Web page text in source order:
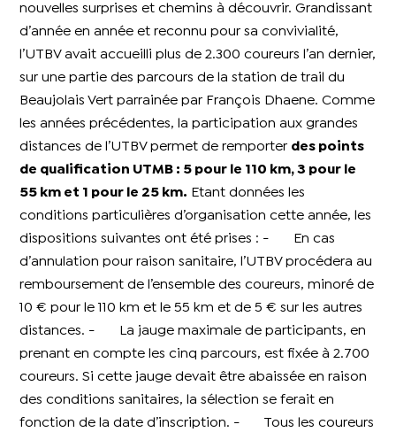
nouvelles surprises et chemins à découvrir. Grandissant
d’année en année et reconnu pour sa convivialité,
l’UTBV avait accueilli plus de 2.300 coureurs l’an dernier,
sur une partie des parcours de la station de trail du
Beaujolais Vert parrainée par François Dhaene. Comme
les années précédentes, la participation aux grandes
distances de l’UTBV permet de remporter des points
de qualification UTMB : 5 pour le 110 km, 3 pour le
55 km et 1 pour le 25 km.
Etant données les
conditions particulières d’organisation cette année, les
dispositions suivantes ont été prises : - En cas
d’annulation pour raison sanitaire, l’UTBV procédera au
remboursement de l’ensemble des coureurs, minoré de
10 € pour le 110 km et le 55 km et de 5 € sur les autres
distances. - La jauge maximale de participants, en
prenant en compte les cinq parcours, est fixée à 2.700
coureurs. Si cette jauge devait être abaissée en raison
des conditions sanitaires, la sélection se ferait en
fonction de la date d’inscription. - Tous les coureurs